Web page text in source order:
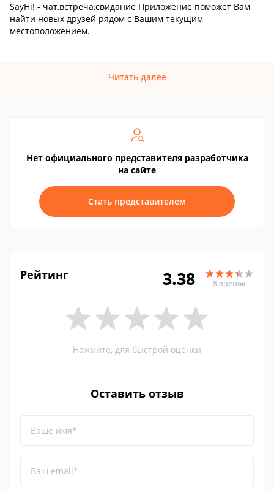
SayHi! - чат,встреча,свидание Приложение поможет Вам
найти новых друзей рядом с Вашим текущим
местоположением.
Читать далее
Нет официального представителя разработчика
на сайте
Стать представителем
Рейтинг 3.38 8 оценок
Нажмите, для быстрой оценки
Оставить отзыв
Ваше имя*
Ваш email*